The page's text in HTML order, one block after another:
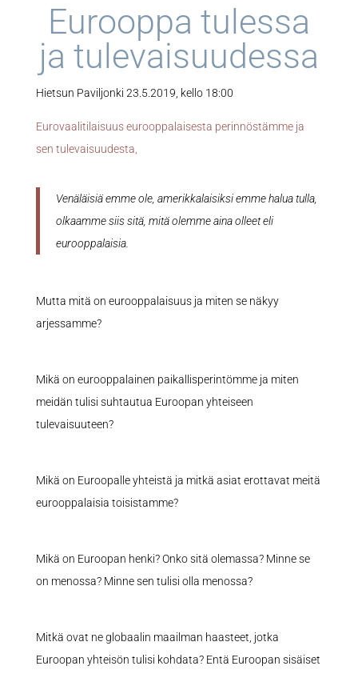
Eurooppa tulessa
ja tulevaisuudessa
Hietsun Paviljonki 23.5.2019, kello 18:00
Eurovaalitilaisuus eurooppalaisesta perinnöstämme ja
sen tulevaisuudesta,
Venäläisiä emme ole, amerikkalaisiksi emme halua tulla,
olkaamme siis sitä, mitä olemme aina olleet eli
eurooppalaisia.
Mutta mitä on eurooppalaisuus ja miten se näkyy
arjessamme?
Mikä on eurooppalainen paikallisperintömme ja miten
meidän tulisi suhtautua Euroopan yhteiseen
tulevaisuuteen?
Mikä on Euroopalle yhteistä ja mitkä asiat erottavat meitä
eurooppalaisia toisistamme?
Mikä on Euroopan henki? Onko sitä olemassa? Minne se
on menossa? Minne sen tulisi olla menossa?
Mitkä ovat ne globaalin maailman haasteet, jotka
Euroopan yhteisön tulisi kohdata? Entä Euroopan sisäiset